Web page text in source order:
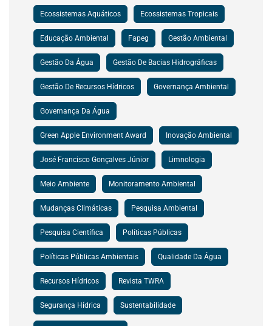
Ecossistemas Aquáticos Ecossistemas Tropicais
Educação Ambiental Fapeg Gestão Ambiental
Gestão Da Água Gestão De Bacias Hidrográficas
Gestão De Recursos Hídricos Governança Ambiental
Governança Da Água
Green Apple Environment Award Inovação Ambiental
José Francisco Gonçalves Júnior Limnologia
Meio Ambiente Monitoramento Ambiental
Mudanças Climáticas Pesquisa Ambiental
Pesquisa Científica Políticas Públicas
Políticas Públicas Ambientais Qualidade Da Água
Recursos Hídricos Revista TWRA
Segurança Hídrica Sustentabilidade